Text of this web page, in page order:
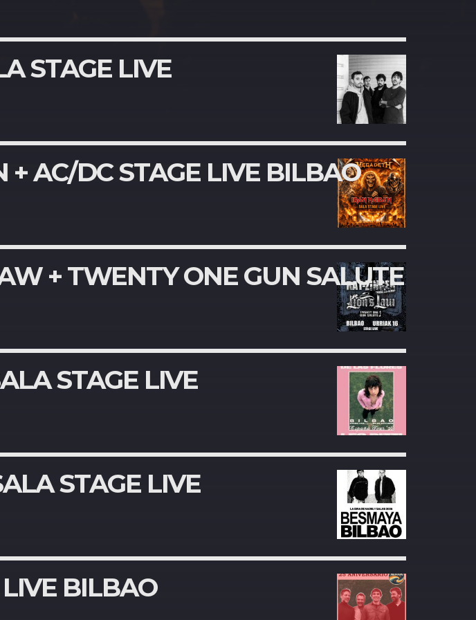
STAGE LIVE
AC/DC STAGE LIVE BILBAO
+ TWENTY ONE GUN SALUTE
STAGE LIVE
STAGE LIVE
BILBAO